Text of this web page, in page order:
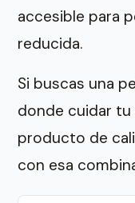
accesible para
reducida.
Si buscas una
donde cuidar
producto de
con esa